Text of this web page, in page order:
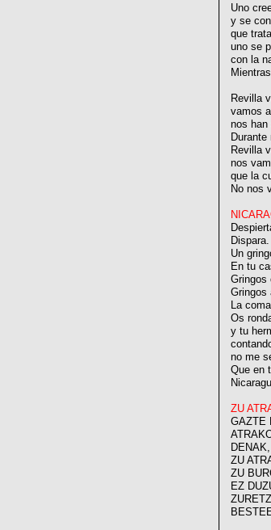
Uno
y se
que
uno se
con la
Revilla
vamos
nos han
Durante
Revilla
nos
que la
No nos
Dispara.
Un
En tu
Gringos
Gringos
La
Os
y tu
no me
Que en
ZU
GAZTE
ZU
ZU
EZ